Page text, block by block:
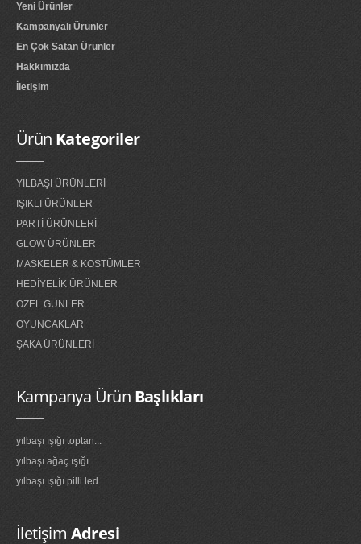
Yeni Ürünler
Kampanyalı Ürünler
En Çok Satan Ürünler
Hakkımızda
İletişim
Ürün Kategoriler
YILBAŞI ÜRÜNLERİ
IŞIKLI ÜRÜNLER
PARTİ ÜRÜNLERİ
GLOW ÜRÜNLER
MASKELER & KOSTÜMLER
HEDİYELİK ÜRÜNLER
ÖZEL GÜNLER
OYUNCAKLAR
ŞAKA ÜRÜNLERİ
Kampanya Ürün Başlıkları
yılbaşı ışığı toptan...
yılbaşı ağaç ışığı...
yılbaşı ışığı pilli led...
İletişim Adresi